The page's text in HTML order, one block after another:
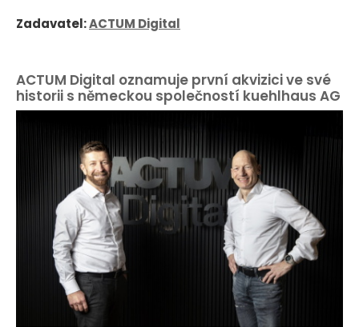
Zadavatel:ACTUM Digital
ACTUM Digital oznamuje první akvizici ve své
historii s německou společností kuehlhaus AG